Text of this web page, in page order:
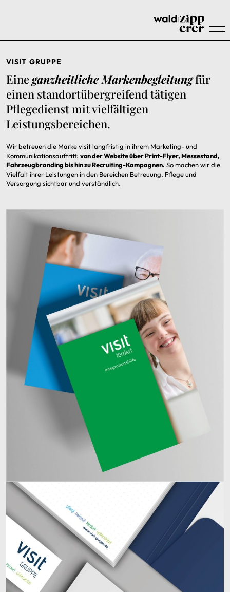
VISIT GRUPPE
Eineganzheitliche Markenbegleitungfür
einen standortübergreifend tätigen
Pflegedienst mit vielfältigen
Leistungsbereichen.
Wir betreuen die Marke visit langfristig in ihrem Marketing- und
Kommunikationsauftritt: von der Website über Print-Flyer, Messestand,
Fahrzeugbranding bis hin zu Recruiting-Kampagnen. So machen wir die
Vielfalt ihrer Leistungen in den Bereichen Betreuung, Pflege und
Versorgung sichtbar und verständlich.